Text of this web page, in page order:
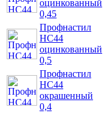
оцинкованный
0,45
Профнастил
НС44
оцинкованный
0,5
Профнастил
НС44
окрашенный
0,4